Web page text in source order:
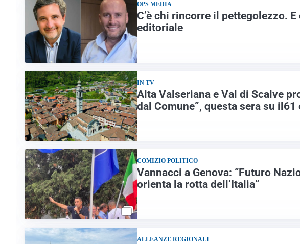
OPS MEDIA
C’è chi rincorre il pettegolezzo.
editoriale
IN TV
Alta Valseriana e Val di Scalve
dal Comune”, questa sera su il61
COMIZIO POLITICO
Vannacci a Genova: “Futuro
orienta la rotta dell’Italia”
ALLEANZE REGIONALI